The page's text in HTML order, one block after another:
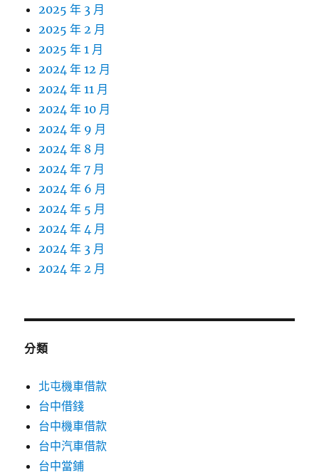
2025 年 3 月
2025 年 2 月
2025 年 1 月
2024 年 12 月
2024 年 11 月
2024 年 10 月
2024 年 9 月
2024 年 8 月
2024 年 7 月
2024 年 6 月
2024 年 5 月
2024 年 4 月
2024 年 3 月
2024 年 2 月
分類
北屯機車借款
台中借錢
台中機車借款
台中汽車借款
台中當鋪